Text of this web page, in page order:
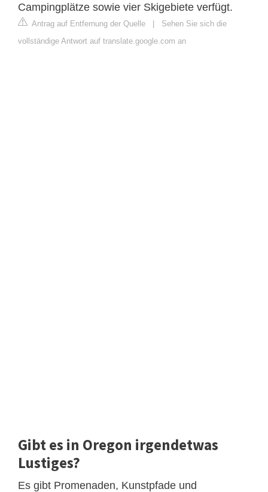
Campingplätze sowie vier Skigebiete verfügt.
Antrag auf Entfernung der Quelle | Sehen Sie sich die
vollständige Antwort auf translate.google.com an
Gibt es in Oregon irgendetwas
Lustiges?
Es gibt Promenaden, Kunstpfade und